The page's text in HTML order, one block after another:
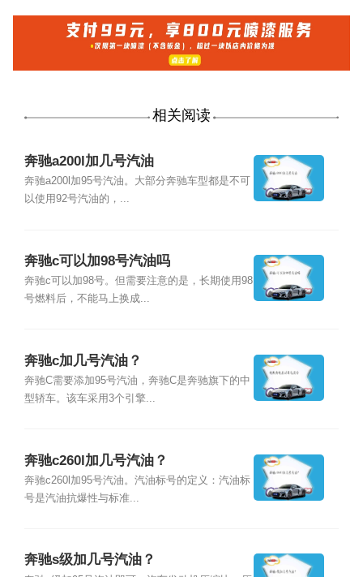
相关阅读
奔驰a200l加几号汽油
奔驰a200l加95号汽油。大部分奔驰车型都是不可
以使用92号汽油的，...
奔驰c可以加98号汽油吗
奔驰c可以加98号。但需要注意的是，长期使用98
号燃料后，不能马上换成...
奔驰c加几号汽油？
奔驰C需要添加95号汽油，奔驰C是奔驰旗下的中
型轿车。该车采用3个引擎...
奔驰c260l加几号汽油？
奔驰c260l加95号汽油。汽油标号的定义：汽油标
号是汽油抗爆性与标准...
奔驰s级加几号汽油？